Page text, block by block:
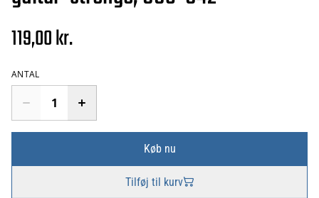
119,00 kr.
ANTAL
Køb nu
Tilføj til kurv